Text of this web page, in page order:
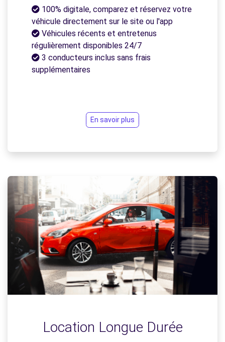
100% digitale, comparez et réservez votre
véhicule directement sur le site ou l'app
Véhicules récents et entretenus
régulièrement disponibles 24/7
3 conducteurs inclus sans frais
supplémentaires
En savoir plus
Location Longue Durée